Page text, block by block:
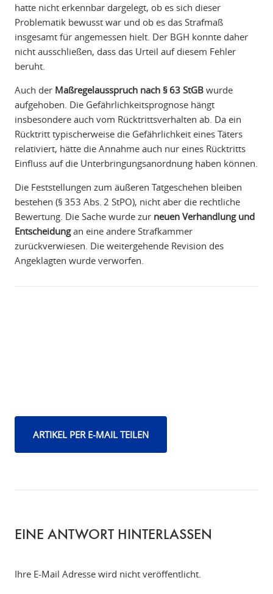
hatte nicht erkennbar dargelegt, ob es sich dieser
Problematik bewusst war und ob es das Strafmaß
insgesamt für angemessen hielt. Der BGH konnte daher
nicht ausschließen, dass das Urteil auf diesem Fehler
beruht.
Auch der Maßregelausspruch nach § 63 StGBwurde
aufgehoben. Die Gefährlichkeitsprognose hängt
insbesondere auch vom Rücktrittsverhalten ab. Da ein
Rücktritt typischerweise die Gefährlichkeit eines Täters
relativiert, hätte die Annahme auch nur eines Rücktritts
Einfluss auf die Unterbringungsanordnung haben können.
Die Feststellungen zum äußeren Tatgeschehen bleiben
bestehen (§ 353 Abs. 2 StPO), nicht aber die rechtliche
Bewertung. Die Sache wurde zur neuen Verhandlung und
Entscheidungan eine andere Strafkammer
zurückverwiesen. Die weitergehende Revision des
Angeklagten wurde verworfen.
ARTIKEL PER E-MAIL TEILEN
EINE ANTWORT HINTERLASSEN
Ihre E-Mail Adresse wird nicht veröffentlicht.